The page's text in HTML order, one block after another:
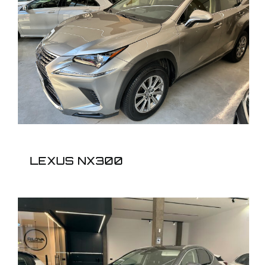
LEXUS NX300
LEXUS NX300